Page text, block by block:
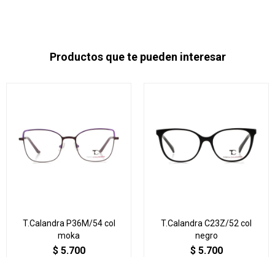
Productos que te pueden interesar
T.Calandra P36M/54 col
moka
$ 5.700
T.Calandra C23Z/52 col
negro
$ 5.700